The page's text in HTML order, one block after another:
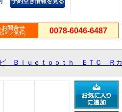
お問合せ
可／無料) 0078-6046-6487
Ｂｌｕｅｔｏｏｔｈ ＥＴＣ Ｒカ